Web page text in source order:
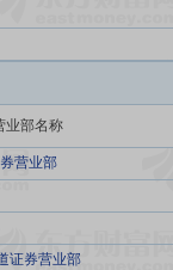
业部名称
营业部
证券营业部